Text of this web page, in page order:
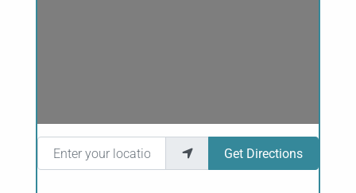
Enter your location
Get Directions